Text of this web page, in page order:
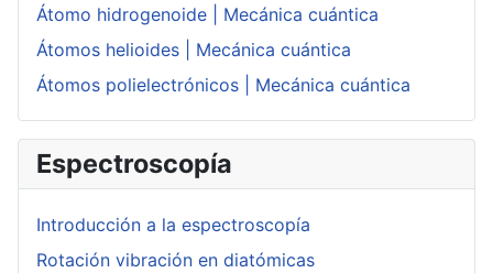
Átomo hidrogenoide | Mecánica cuántica
Átomos helioides | Mecánica cuántica
Átomos polielectrónicos | Mecánica cuántica
Espectroscopía
Introducción a la espectroscopía
Rotación vibración en diatómicas